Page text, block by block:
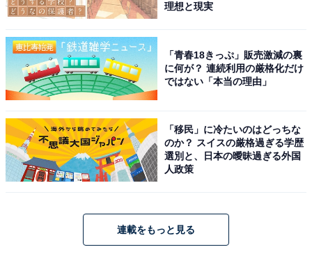
理想と現実
「青春18きっぷ」販売激減の裏
に何が？ 連続利用の厳格化だけ
ではない「本当の理由」
「移民」に冷たいのはどっちな
のか？ スイスの厳格過ぎる学歴
選別と、日本の曖昧過ぎる外国
人政策
連載をもっと見る